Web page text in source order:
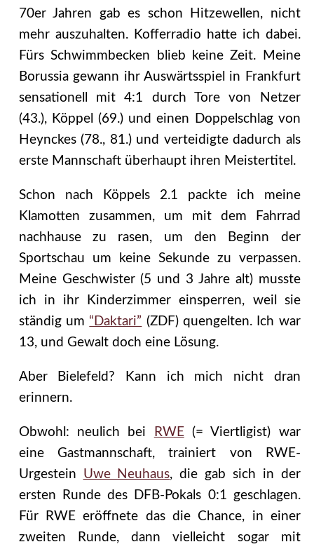
70er Jahren gab es schon Hitzewellen, nicht
mehr auszuhalten. Kofferradio hatte ich dabei.
Fürs Schwimmbecken blieb keine Zeit. Meine
Borussia gewann ihr Auswärtsspiel in Frankfurt
sensationell mit 4:1 durch Tore von Netzer
(43.), Köppel (69.) und einen Doppelschlag von
Heynckes (78., 81.) und verteidigte dadurch als
erste Mannschaft überhaupt ihren Meistertitel.
Schon nach Köppels 2.1 packte ich meine
Klamotten zusammen, um mit dem Fahrrad
nachhause zu rasen, um den Beginn der
Sportschau um keine Sekunde zu verpassen.
Meine Geschwister (5 und 3 Jahre alt) musste
ich in ihr Kinderzimmer einsperren, weil sie
ständig um “Daktari” (ZDF) quengelten. Ich war
13, und Gewalt doch eine Lösung.
Aber Bielefeld? Kann ich mich nicht dran
erinnern.
Obwohl: neulich bei RWE(= Viertligist) war
eine Gastmannschaft, trainiert von RWE-
Urgestein Uwe Neuhaus, die gab sich in der
ersten Runde des DFB-Pokals 0:1 geschlagen.
Für RWE eröffnete das die Chance, in einer
zweiten Runde, dann vielleicht sogar mit